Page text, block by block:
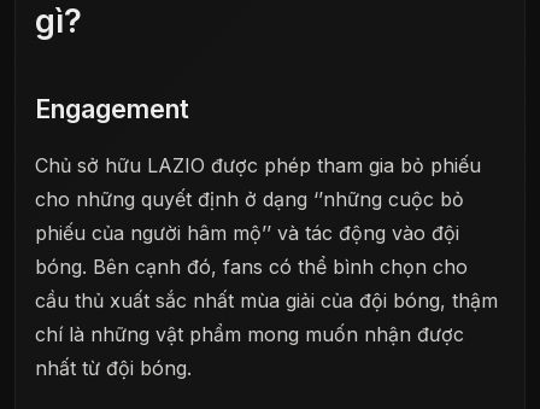
gì?
Engagement
Chủ sở hữu LAZIO được phép tham gia bỏ phiếu
cho những quyết định ở dạng ‘’những cuộc bỏ
phiếu của người hâm mộ’’ và tác động vào đội
bóng. Bên cạnh đó, fans có thể bình chọn cho
cầu thủ xuất sắc nhất mùa giải của đội bóng, thậm
chí là những vật phẩm mong muốn nhận được
nhất từ đội bóng.